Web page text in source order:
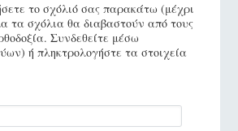
το σχόλιό σας παρακάτω (μέχρι
τα σχόλια θα διαβαστούν από τους
Συνδεθείτε μέσω
ή πληκτρολογήστε τα στοιχεία